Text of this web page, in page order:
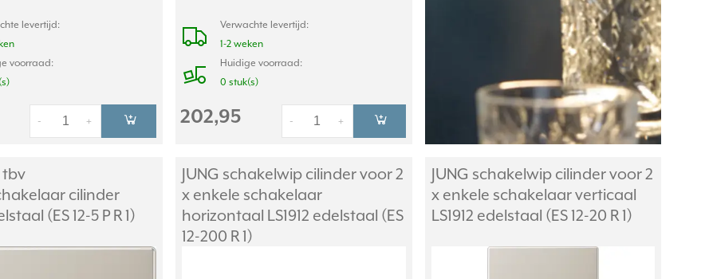
levertijd:
voorraad:
+
-
Verwachte levertijd:
1-2 weken
Huidige voorraad:
0 stuk(s)
202,95 +
-
tbv
cilinder
(ES 12-5 P R 1)
JUNG schakelwip cilinder voor 2
x enkele schakelaar
horizontaal LS1912 edelstaal (ES
12-200 R 1)
JUNG schakelwip cilinder voor 2
x enkele schakelaar verticaal
LS1912 edelstaal (ES 12-20 R 1)